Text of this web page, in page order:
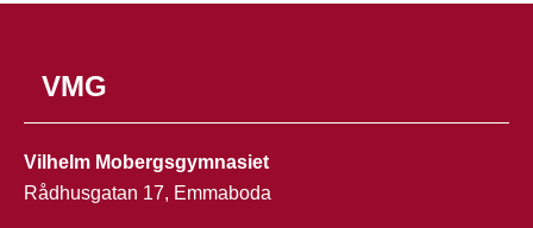
VMG
Vilhelm Mobergsgymnasiet
Rådhusgatan 17, Emmaboda